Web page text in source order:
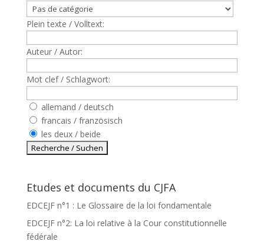
Plein texte / Volltext:
Auteur / Autor:
Mot clef / Schlagwort:
allemand / deutsch
francais / französisch
les deux / beide
Etudes et documents du CJFA
EDCEJF n°1 : Le Glossaire de la loi fondamentale
EDCEJF n°2: La loi relative à la Cour constitutionnelle
fédérale